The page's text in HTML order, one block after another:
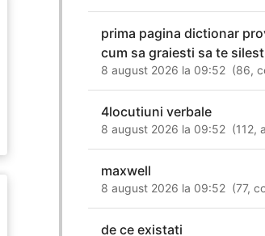
prima pagina dictionar
cum sa graiesti sa te
8 august 2026 la 09:52 (86,
4locutiuni verbale
8 august 2026 la 09:52 (112,
maxwell
8 august 2026 la 09:52 (77,
de ce existati